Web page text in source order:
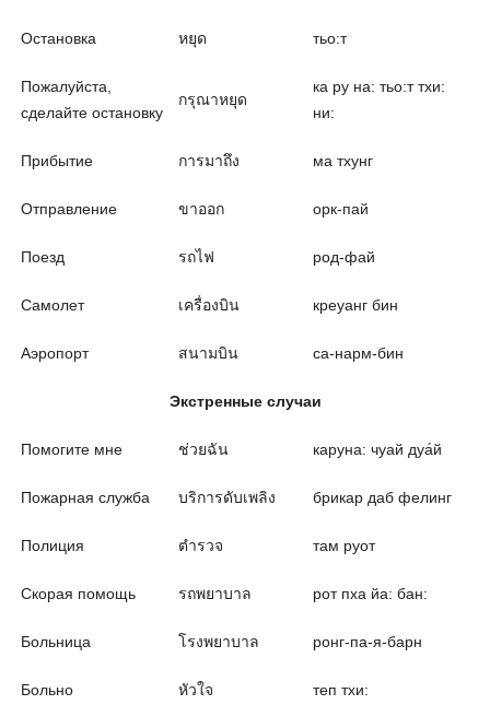
Остановка หยุด тьо:т
Пожалуйста,
сделайте остановку
กรุณาหยุด
ка ру на: тьо:т тхи:
ни:
Прибытие การมาถึง ма тхунг
Отправление ขาออก орк-пай
Поезд รถไฟ род-фай
Самолет เครื่องบิน креуанг бин
Аэропорт สนามบิน са-нарм-бин
Экстренные случаи
Помогите мне ช่วยฉัน каруна: чуай дуа́й
Пожарная служба บริการดับเพลิง брикар даб фелинг
Полиция ตำรวจ там руот
Скорая помощь รถพยาบาล рот пха йа: бан:
Больница โรงพยาบาล ронг-па-я-барн
Больно หัวใจ теп тхи: